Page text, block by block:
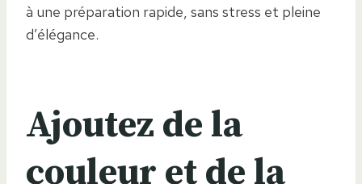
à une préparation rapide, sans stress et pleine
d’élégance.
Ajoutez de la
couleur et de la